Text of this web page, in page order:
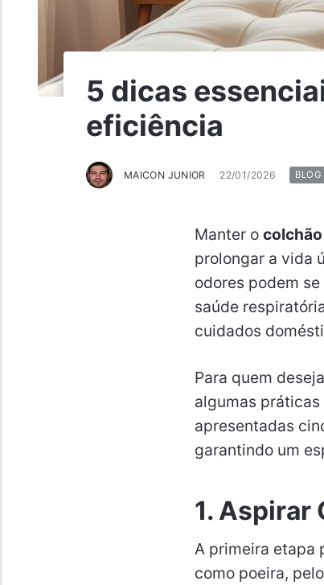
5 dicas
eficiência
MAICON JUNIOR 22/01/2026 BLOG
Manter o
prolongar a vida
odores podem
saúde
cuidados
Para quem
algumas
apresentadas
garantindo um
1. Aspirar
A primeira etapa
como poeira,